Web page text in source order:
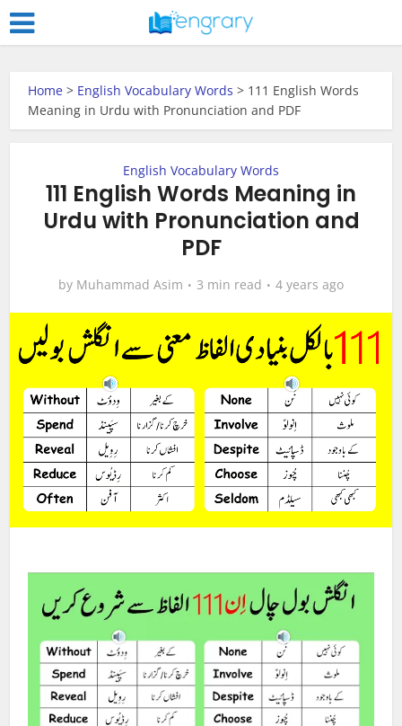
Home > English Vocabulary Words > 111 English Words
Meaning in Urdu with Pronunciation and PDF
English Vocabulary Words
111 English Words Meaning in
Urdu with Pronunciation and
PDF
by Muhammad Asim 3 min read 4 years ago